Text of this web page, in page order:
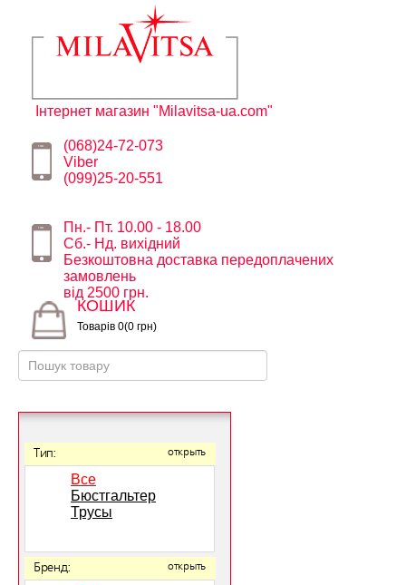
Інтернет магазин "Milavitsa-ua.com"
(068)24-72-073
Viber
(099)25-20-551
Пн.- Пт. 10.00 - 18.00
Сб.- Нд. вихідний
Безкоштовна доставка передоплачених
замовлень
від 2500 грн.
КОШИК
Товарів 0(0 грн)
Тип: открыть
Все
Бюстгальтер
Трусы
Бренд: открыть